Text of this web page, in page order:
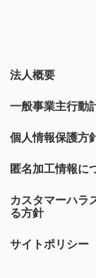
法人概要
一般事業主行動
個人情報保護方
匿名加工情報に
カスタマーハラ
る方針
サイトポリシー